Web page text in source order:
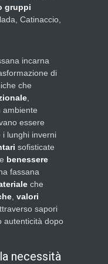
gruppi
Catinaccio,
incarna
di
che
ambiente
essere
i lunghi inverni
sofisticate
e benessere
fassana
che
valori
sapori
autenticità dopo
necessità